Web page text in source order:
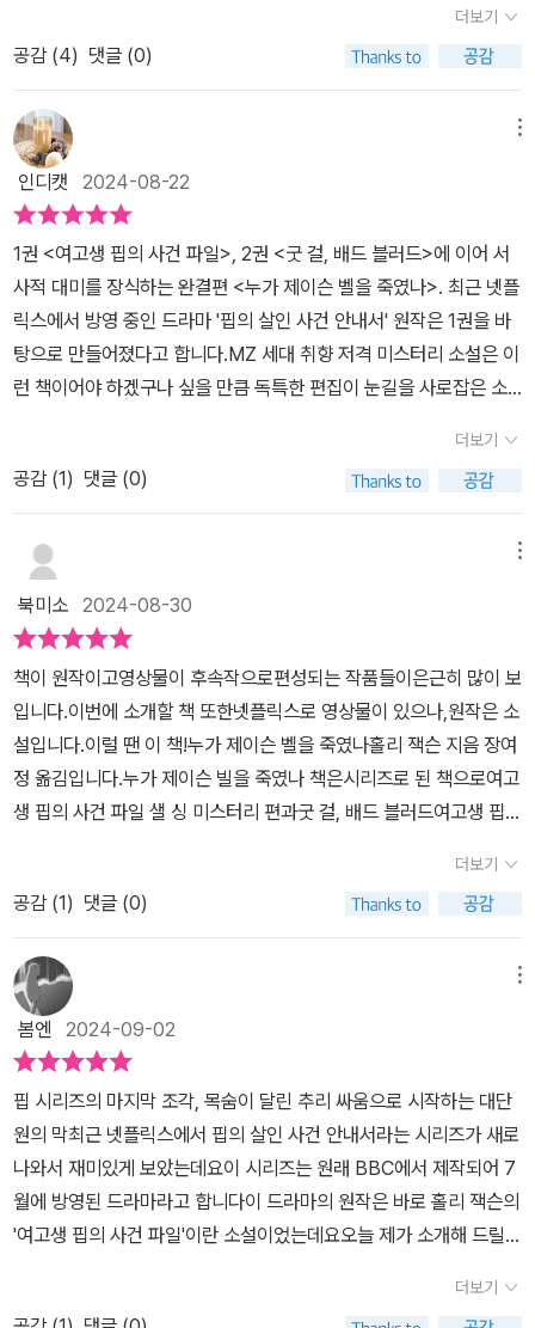
터이며 그 과정을 지켜보는 데 모든 주목이 쏠린다. 소설 속 모든 단서
가 이야기 반전의 열쇠가 되는 만큼 손에 땀을 쥐게 하는 긴장감과 박
는 내내 지속된다. 아울러 현재 ‘핍 시리즈’ 1권이 <핍의 살인 사건 안
내서>라는 제목으로 넷플릭스 방영중으로, 드라마에 대한 호평이 이
어지고 있으며 소설의 원제 A Good Girl's Guide to Murder 약자
‘agggtm’를 해시태그로 건 틱톡 게시물은 무려 5만8천 건이 넘는
다.
도 3권까지 읽고 좋았던 점은, 이 시리즈를 읽게 된 계기이기도 한 넷
플릭스 드라마 <핍의 살인 사건 안내서>를 다시 보는데 3권의 내용
과 이어지는 점이 꽤 많았던 것이다. 3권 결말이 애매하기도 해서(그
래서 핍은 어떻게 되는 건가요?) 여기서 끝이 아니라 4권, 5권이 더
나왔으면 좋겠다.
사건과 밀접한 관련이 있는 관계자들을 찾아 다니며 인터뷰를 하며
사건의 숨겨진 진실을 밝혀냈다. 두 번째 작품인 <굿 걸, 배드 블러드
트’를 만들었고, 유명 인사가 된다. 그럼에도 핍은 사건을 조사하는 과
정에서 자신과 주변 사람들이 큰 위험에 빠지기도 하며 고생했기에,
시즌 2는 없을 거라고 장담한다. 하지만 가까운 사람이 실종되고 경
찰이 아무런 조치도 취하지 않자, 결국 핍이 다시 나서게 되고 치명적
인 비밀들과 마주하게 되었었다. 여고생 핍 시리즈의 대미를 장식하
는 세 번째 이야기는 무려 600페이지가 넘는 분량이라 더욱 기대하
며 만나보게 되었다. 충격은 오래가지 않았고, 금세 공포가 자리를 잡
았다. 배 속에서 서서히 자리 잡은 공포는 벌레처럼, 혹은 죽은 자의
손가락만큼이나 빠르게 등골을 타고 올라오기 시작했다.핍은 증거 봉
리가 없다. 지난주에 봤는데, 아닌가? 재키의 인터뷰 파일을 들을 때
만 해도 썼는데 말이다. 아니, 아니다. 그때도 헤드폰이 없었다. 핍은
조쉬가 빌려갔겠거니 생각했었다.그럼 마지막으로 헤드폰을 쓴
게...... 그날이다. p.560전편에서 직접 목격한 충격적인 사건
이후 핍은 계속 환영에 시달리고 있다. 갑작스럽게 손에 흥건한 피가
보인다거나, 누군가 자신을 지켜보는 것 같다는 소리를 듣는 식으로
불안과 공황 증세까지 보이고 있는 중이다. 초롱초롱한 눈으로 학교
과제를 하며 진실을 찾겠다는 의지로 똘똘 뭉쳐 있던 소녀는 이제 없
다. 진실은 이미 수차례 핍을 저버렸고, 훨씬 많은 것들을 알고 있는
지금의 핍은 작년과는 전혀 다른 사람이라고 해도 과언이 아니었다.
게다가 누군가 핍을 노리고 있었다. 핍의 웹사이트를 통해 보내온 이
메일과 트위터로 '네가 사라지면 누가 널 찾지?'라는 내용이 여러 번
시나 머리 없는 죽은 비둘기가 발견된다. 급기야 핍이 자주 뛰는 코스
의 인도에 '데드 걸 워킹'이라는 글씨가 새겨져 있었다. 핍을 겨냥한
메시지를 보내고, 그녀를 지켜보고 있는 건 대체 누구일까. 핍은 경찰
을 찾아가지만, 경찰은 그저 유명세에 뒤따르는 악플러들 일거라고
생각하고 아무런 도움을 주지 않는다. 핍은 이 사건이 바로 자신이 기
다렸던 사건이라고, 스스로 해결하기로 한다. 윤리적으로 옳고 그름
이 명확한 사건을 해결한다면, 핍 자신도 온전히 되찾을 수 있을 거라
고 생각한 것이다. 이 시리즈의 1편을 처음 만났을 때, 살인 사건 수사
를 여고생이 한다는 점, 무엇보다 그것을 수행평가 과제로 선정해 조
사를 한다는 점이 대단히 흥미로웠던 기억이 난다. 게다가 서사가 진
행되는 중간 중간 핍의 활동 일지와 인터뷰 녹취록, 점점 늘어나는 용
의자 파일들과 스토커 일지, 증거 사진 등이 차곡차곡 쌓이면서 데이
터로 모아지는 과정 또한 수사에 함께 참여한다는 기분이 들어 더 몰
입도를 높여주었다. 사건 당시의 이동 경로를 표시한 지도, 관계도로
만큼 두려움에 떨고 있지만 그냥 가만히 있을 핍이 아니다. 집 앞에 그
려진 그림. 목이 잘린 비둘기. 누군가의 장난이라고 생각하고 넘어갈
수 도 있지만 느낌이 다르다. 한 번으로 끝나지 않는 것을 보며 그냥
넘어갈 일이 아님을 직감적으로 깨닫는다. 도대체 누구일까? 누가 노
리는 것일까? 연쇄살인범은 감옥에 있는데... 현재 감옥에 있는 연쇄
살인범이 진범이 아니라는 것을 알게 된 핍. 그렇게 진범에 가까워져
가는 핍. 혹시... 하는 마음이 확신으로 바뀐 그 순간 핍은 납치당하고
만다. 진범이 살해전 하는 행동을 아는 핍은 아슬아슬하게 도망친
다. 하지만 그냥 당하고만 있기에는 억울한 마음에 그녀는 살인을 하
고 만다. 정당방위라 하기엔 도망칠 기회를 버리고 선택한 길이기에
오롯하게 정당방위라 말하기 어렵다. 그래서 그녀는 사건을 다시 만
든다. 자신이 원하는 방식으로. 자신이 옳다고 믿는 방향으로. 역시 영
상보다는 책이 상상력을 더 자극한다. 읽는 내도록 손에 땀을 쥐게 만
드는 상황. 어떤 식으로 문제를 풀어나갈지 궁금해지던 중 고비를 넘
했지만 그는 진짜 범인은 아니지 않은가? 이야기가 시원시원하게 풀
려나가는 방식이라 글을 읽는 데 있어서는 답답함이 없었다. 내용적
인 부분에서 조금의 아쉬움이 남지만 기존의 이야기처럼 영상으로 보
았을 때는 어떤 느낌일지 궁금해지는 이야기. 영상으로만 보았던 전
작들까지 책에서는 어떻게 쓰였을지 궁금해진다.출판사로부터 도서
협찬을 받았지만,본인의 주관적인 견해에 의하여 작성되었습니다.
더보기
공감 (4) 댓글 (0)
인디캣 2024-08-22
1권 <여고생 핍의 사건 파일>, 2권 <굿 걸, 배드 블러드>에 이어 서
사적 대미를 장식하는 완결편 <누가 제이슨 벨을 죽였나>. 최근 넷플
릭스에서 방영 중인 드라마 '핍의 살인 사건 안내서' 원작은 1권을 바
탕으로 만들어졌다고 합니다.MZ 세대 취향 저격 미스터리 소설은 이
런 책이어야 하겠구나 싶을 만큼 독특한 편집이 눈길을 사로잡은 소
제이슨 벨을 죽였나>는 트루 크라임 장르의 매력을 발휘하며 독자의
기대를 훌쩍 뛰어넘는 전개로 마무리됩니다.그동안 주인공 핍은 고등
학생 신분이었지만 이번 편에서는 대학 입학을 앞두고 있습니다. 하
지만 지난 사건의 그림자가 여전히 그녀를 괴롭히고 있고, 이번엔 자
하는 부분은 특유의 심리적 불쾌감과 불안감이 고스란히 전달되어 긴
장감을 고조시킵니다. 게다가 익명의 위협 이메일, 집 앞에 그려진 분
필 그림, 죽은 비둘기까지 자잘한 단서들이 하나의 거대한 퍼즐로 이
어집니다.홀리 잭슨 작가는 독자가 놓치지 말아야 할 세밀한 단서들
을 교묘하게 배치해, 이야기가 한순간도 느슨해지지 않게 합니다.그
동안 핍의 성장과 변화, 수많은 위기들을 지켜봐 왔습니다. 핍은 두려
움 없는 탐정이었지만, '싸우는 것도 이제 지쳤다'라고 할 만큼 피곤하
고 불안정한 상태에 이릅니다.필사적으로 평범한 일상을 되찾기 위한
계획을 세워봅니다. 흑과 백이 분명한 사건에 몰두한다면 이 트라우
감도 없는 그런 사건 말입니다.때마침 딱 안성맞춤인 사건이 생깁니
다. 핍을 스토킹하는 자가 있으니 말입니다. “네가 사라지면 누가 널
찾지?”라는 메시지를 계속 보내고 있는 스토커. 스스로에게 닥친 위
기 앞에서 핍은 어떤 모습을 보여줄까요?과거의 사건들과 얽힌 더욱
복잡한 진실을 마주하게 되는 <누가 제이슨 벨을 죽였을까?>. 언제
나처럼 이번에도 경찰은 큰 도움이 되지 않습니다. 핍은 자신의 방식
으로 정의를 실현하기 위해 나섭니다.스토커의 정체를 알아내기 위해
잠재적 적의 목록을 작성해보는 핍. 핍을 미워할 이유가 많은 사람들
의 리스트입니다. 꽤 됩니다. 이 목록을 독자에게 제공하는 작가의 센
리스트 덕분에 일목요연하게 정리됩니다.흥미로운 요소를 많이 담았
더보기
공감 (1) 댓글 (0)
북미소 2024-08-30
책이 원작이고영상물이 후속작으로편성되는 작품들이은근히 많이 보
입니다.​이번에 소개할 책 또한넷플릭스로 영상물이 있으나,원작은 소
설입니다.​이럴 땐 이 책!누가 제이슨 벨을 죽였나홀리 잭슨 지음 장여
정 옮김입니다.누가 제이슨 빌을 죽였나 책은시리즈로 된 책으로여고
생 핍의 사건 파일 샐 싱 미스터리 편과굿 걸, 배드 블러드여고생 핍의
보았으나,읽기에 문제 되진 않았고혹시라도 이전 얘기가 궁금하시다
면1권과 2권을 보고 읽으면더 재밌을 것 같긴 합니다.​홀리 잭슨 작가
님은1992년생으로열다섯 살에 첫 번째 습작 소설을 쓸 정도로 글쓰
기를 좋아했습니다.​핍 시리즈는 3부작으로,누가 제이슨 벨을 죽였나
는완결 편입니다.​제1편 여고생 핍의 사건 파일을원작으로 하는 <핍
의 살인 사건 안내서>는<넷플릭스 시리즈>로 제작 방영 중입니다.​책
의 내용은 핍과 맥스의 명예훼손 소송에 대한 이야기로 시작합니다.​
핍은 맥스를 강간범이라고게시글을 올립니다.​맥스는 이를 부정하며
명예훼손으로 소송을 건다고 하며거액의 합의금을 요구합니다.​핍은
의지를 굽히지 않고둘의 의견은 좁혀지지 않습니다.​핍은 후유증으로
인한마약성 진통제를루크를 통해 구입하고 있었습니다.​핍은 루크에
게 맥스의 약 구입 여부에 대해 캐묻지만, 루크는 알려주지 않습니다.​
핍은 맥스가 약을 통해여자들을 강제로 관계 맺고망가뜨리는 걸 알고
있기에,그를 강간범으로자신이 운영하는 팟캐스트에올렸던 것이었습
더보기
공감 (1) 댓글 (0)
봄엔 2024-09-02
핍 시리즈의 마지막 조각, 목숨이 달린 추리 싸움으로 시작하는 대단
원의 막최근 넷플릭스에서 핍의 살인 사건 안내서라는 시리즈가 새로
나와서 재미있게 보았는데요이 시리즈는 원래 BBC에서 제작되어 7
월에 방영된 드라마라고 합니다​이 드라마의 원작은 바로 홀리 잭슨의
'여고생 핍의 사건 파일'이란 소설이었는데요오늘 제가 소개해 드릴
나'입니다표지의 덕트 테이프가 강력 사건을 예고하는 느낌이죠? 확
더보기